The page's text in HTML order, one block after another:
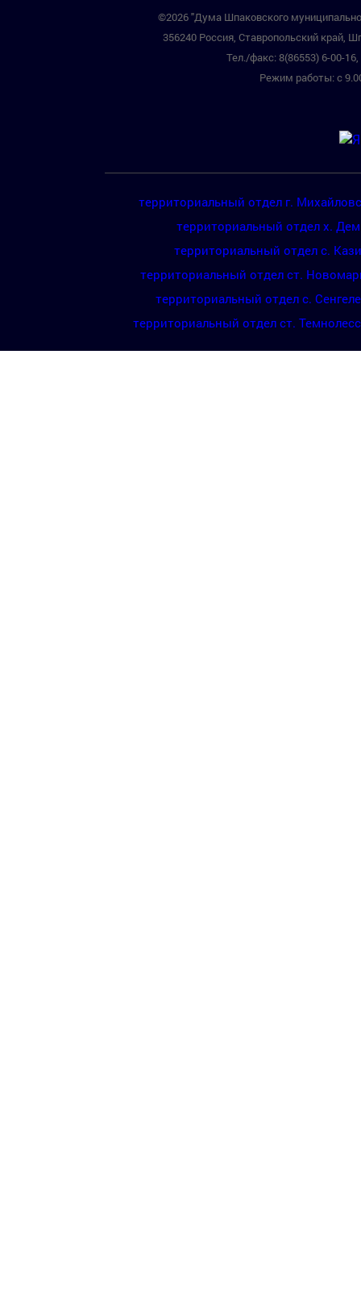
©2026 "Дума Шпаковского
356240 Россия, Ставропольский край,
Тел./факс: 8(86553) 6-00-
Режим работы: с
территориальный отдел г.
территориальный отдел х.
территориальный отдел с.
территориальный отдел ст.
территориальный отдел с.
территориальный отдел ст.